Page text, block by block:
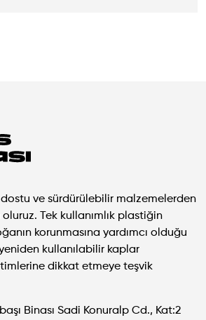
ve sürdürülebilir malzemelerden
oluruz. Tek kullanımlık plastiğin
korunmasına yardımcı olduğu
kullanılabilir kaplar
dikkat etmeye teşvik
Binası Sadi Konuralp Cd., Kat:2